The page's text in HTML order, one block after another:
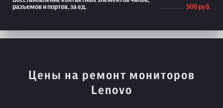
разъемов и портов, за ед.
500 руб.
Цены на ремонт мониторов
Lenovo